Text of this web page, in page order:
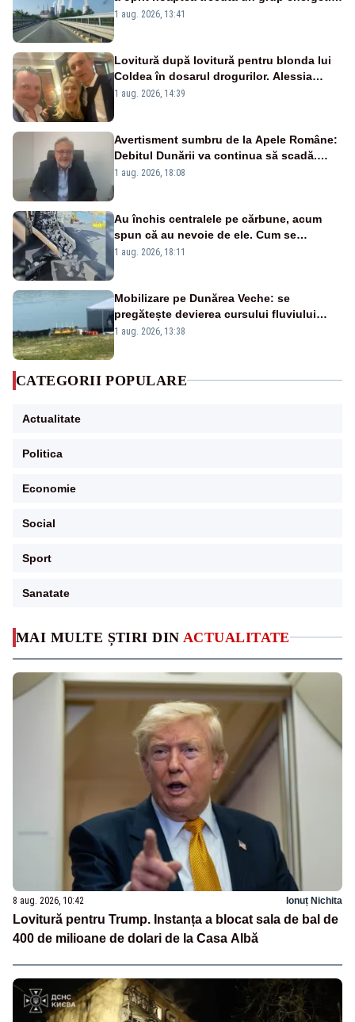
MAI MULTE ȘTIRI DIN ACTUALITATE
8 aug. 2026, 10:42 Ionuț Nichita
Lovitură pentru Trump. Instanța a blocat sala de bal de
400 de milioane de dolari de la Casa Albă
de la Rovinari
1 aug. 2026, 13:41
Lovitură după lovitură pentru blonda lui
Coldea în dosarul drogurilor. Alessia
Păcuraru explică decizia magistraților
1 aug. 2026, 14:39
Avertisment sumbru de la Apele Române:
Debitul Dunării va continua să scadă.
Cernavodă s-ar putea închide în 4 zile
1 aug. 2026, 18:08
Au închis centralele pe cărbune, acum
spun că au nevoie de ele. Cum se
pasează vina în plină criză energetică
1 aug. 2026, 18:11
Mobilizare pe Dunărea Veche: se
pregătește devierea cursului fluviului
către Cernavodă – VIDEO
1 aug. 2026, 13:38
CATEGORII POPULARE
Actualitate
Politica
Economie
Social
Sport
Sanatate